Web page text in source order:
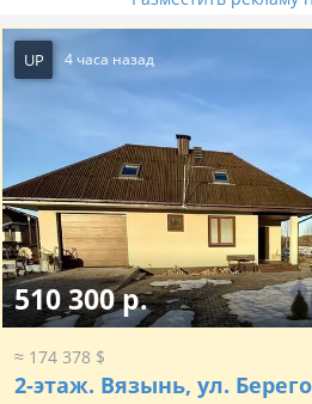
UP 4 часа назад
510 300 р.
≈ 174 378 $
2-этаж. Вязынь, ул.